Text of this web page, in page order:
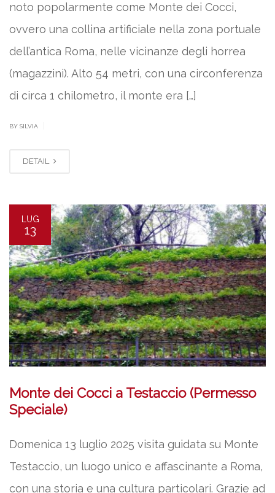
noto popolarmente come Monte dei Cocci,
ovvero una collina artificiale nella zona portuale
dell’antica Roma, nelle vicinanze degli horrea
(magazzini). Alto 54 metri, con una circonferenza
di circa 1 chilometro, il monte era […]
BY SILVIA
DETAIL
LUG
13
Monte dei Cocci a Testaccio (Permesso
Speciale)
Domenica 13 luglio 2025 visita guidata su Monte
Testaccio, un luogo unico e affascinante a Roma,
con una storia e una cultura particolari. Grazie ad